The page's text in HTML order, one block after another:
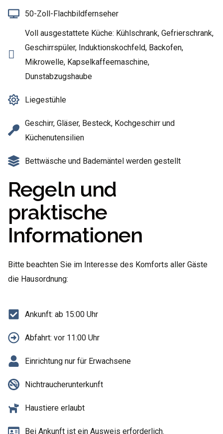
50-Zoll-Flachbildfernseher
Voll ausgestattete Küche: Kühlschrank, Gefrierschrank,
Geschirrspüler, Induktionskochfeld, Backofen,
Mikrowelle, Kapselkaffeemaschine,
Dunstabzugshaube
Liegestühle
Geschirr, Gläser, Besteck, Kochgeschirr und
Küchenutensilien
Bettwäsche und Bademäntel werden gestellt
Regeln und
praktische
Informationen​
Bitte beachten Sie im Interesse des Komforts aller Gäste
die Hausordnung:
Ankunft: ab 15:00 Uhr
Abfahrt: vor 11:00 Uhr
Einrichtung nur für Erwachsene
Nichtraucherunterkunft
Haustiere erlaubt
Bei Ankunft ist ein Ausweis erforderlich.